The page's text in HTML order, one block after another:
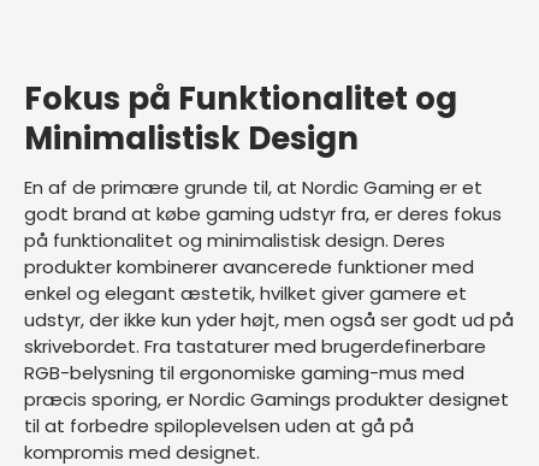
Fokus på Funktionalitet og
Minimalistisk Design
En af de primære grunde til, at Nordic Gaming er et
godt brand at købe gaming udstyr fra, er deres fokus
på funktionalitet og minimalistisk design. Deres
produkter kombinerer avancerede funktioner med
enkel og elegant æstetik, hvilket giver gamere et
udstyr, der ikke kun yder højt, men også ser godt ud på
skrivebordet. Fra tastaturer med brugerdefinerbare
RGB-belysning til ergonomiske gaming-mus med
præcis sporing, er Nordic Gamings produkter designet
til at forbedre spiloplevelsen uden at gå på
kompromis med designet.